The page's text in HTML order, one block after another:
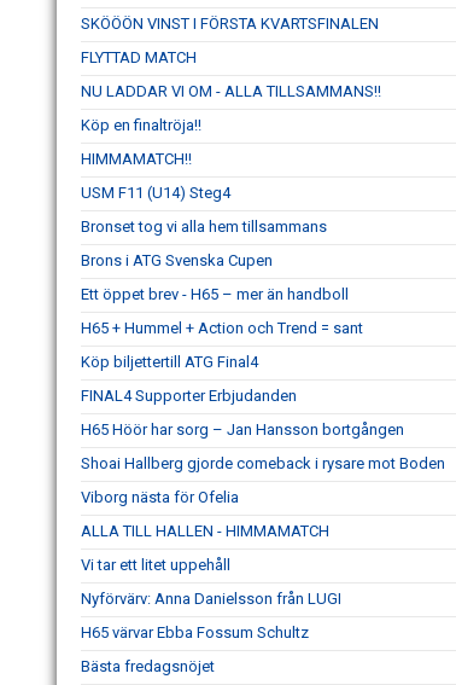
SKÖÖÖN VINST I FÖRSTA KVARTSFINALEN
FLYTTAD MATCH
NU LADDAR VI OM - ALLA TILLSAMMANS!!
Köp en finaltröja!!
HIMMAMATCH!!
USM F11 (U14) Steg4
Bronset tog vi alla hem tillsammans
Brons i ATG Svenska Cupen
Ett öppet brev - H65 – mer än handboll
H65 + Hummel + Action och Trend = sant
Köp biljettertill ATG Final4
FINAL4 Supporter Erbjudanden
H65 Höör har sorg – Jan Hansson bortgången
Shoai Hallberg gjorde comeback i rysare mot Boden
Viborg nästa för Ofelia
ALLA TILL HALLEN - HIMMAMATCH
Vi tar ett litet uppehåll
Nyförvärv: Anna Danielsson från LUGI
H65 värvar Ebba Fossum Schultz
Bästa fredagsnöjet